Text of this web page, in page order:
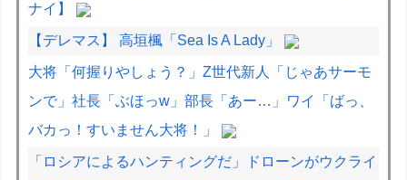
ナイ】
【デレマス】 高垣楓「Sea Is A Lady」
大将「何握りやしょう？」Z世代新人「じゃあサーモ
ンで」社長「ぶほっw」部長「あー…」ワイ「ばっ、
バカっ！すいません大将！」
「ロシアによるハンティングだ」ドローンがウクライ